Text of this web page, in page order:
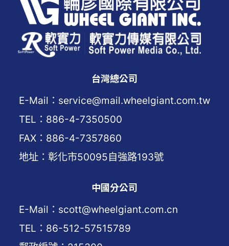
台灣總公司
E-Mail：service@mail.wheelgiant.com.tw
TEL：886-4-7350500
FAX：886-4-7357860
地址：彰化市50095自強路193號
中國分公司
E-Mail：scott@wheelgiant.com.cn
TEL：86-512-57515789